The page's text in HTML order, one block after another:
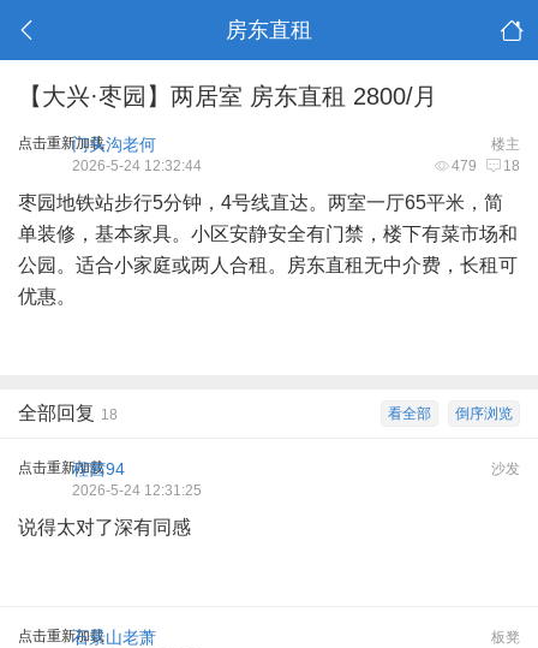
房东直租
【大兴·枣园】两居室 房东直租 2800/月
点击重新加载 楼主
门头沟老何
479 18
2026-5-24 12:32:44
枣园地铁站步行5分钟，4号线直达。两室一厅65平米，简
单装修，基本家具。小区安静安全有门禁，楼下有菜市场和
公园。适合小家庭或两人合租。房东直租无中介费，长租可
优惠。
倒序浏览
看全部
全部回复 18
点击重新加载 沙发
程茜94
2026-5-24 12:31:25
说得太对了深有同感
点击重新加载 板凳
石景山老萧